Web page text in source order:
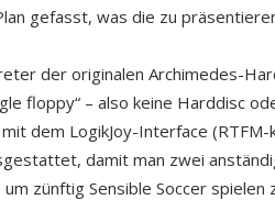
gefasst, was die zu
der originalen Archimedes-
floppy“ – also keine Harddisc
mit dem LogikJoy-Interface
damit man zwei
zünftig Sensible Soccer spielen